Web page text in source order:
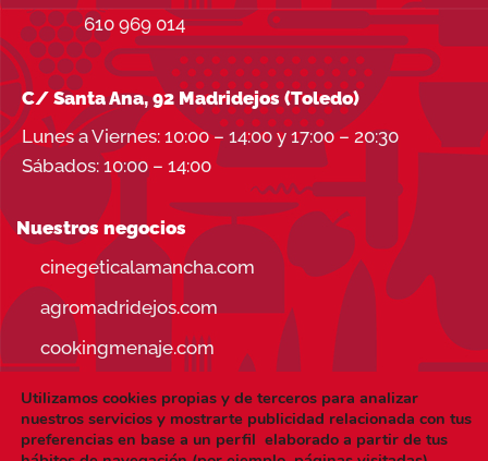
610 969 014
C/ Santa Ana, 92 Madridejos (Toledo)
Lunes a Viernes: 10:00 – 14:00 y 17:00 – 20:30
Sábados: 10:00 – 14:00
Nuestros negocios
cinegeticalamancha.com
agromadridejos.com
cookingmenaje.com
Utilizamos cookies propias y de terceros para analizar
nuestros servicios y mostrarte publicidad relacionada con tus
preferencias en base a un perfil elaborado a partir de tus